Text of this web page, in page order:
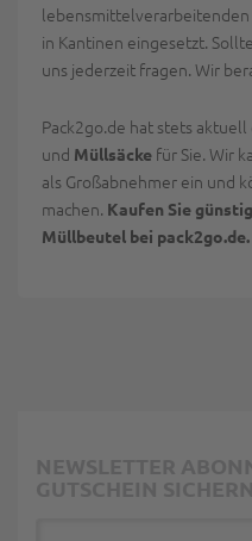
in Kantinen eingesetzt.
uns jederzeit fragen. Wir
Pack2go.de hat stets
und Müllsäcke für Sie. Wir
als Großabnehmer ein und
machen. Kaufen Sie
Müllbeutel bei pack2go.de.